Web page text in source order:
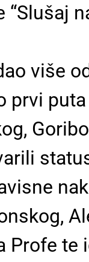
više
prvi
Profe te